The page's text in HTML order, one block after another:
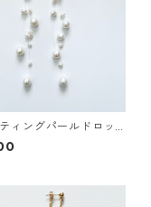
ィングパールドロッ